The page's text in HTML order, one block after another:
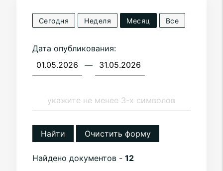
Сегодня Неделя Месяц Все
Дата опубликования:
—
Найти Очистить форму
Найдено документов - 12